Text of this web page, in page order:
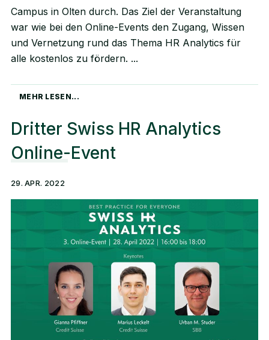
Campus in Olten durch. Das Ziel der Veranstaltung
war wie bei den Online-Events den Zugang, Wissen
und Vernetzung rund das Thema HR Analytics für
alle kostenlos zu fördern.
MEHR LESEN...
Dritter Swiss HR Analytics
Online-Event
29. APR. 2022